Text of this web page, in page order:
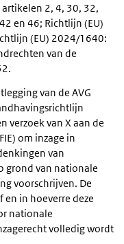
2, 4, 30, 32,
en 46; Richtlijn (EU)
(EU) 2024/1640:
van de
van de AVG
verzoek van X aan de
om inzage in
van
grond van nationale
voorschrijven. De
en in hoeverre deze
nationale
volledig wordt